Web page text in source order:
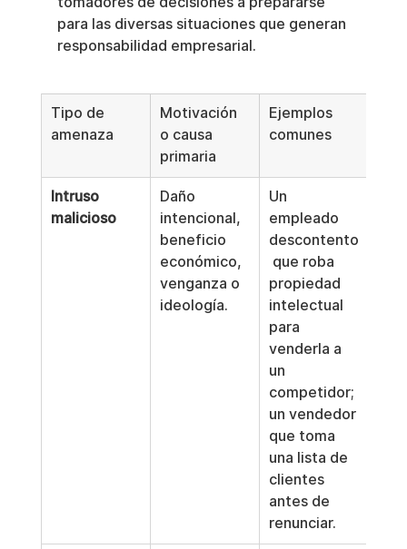
para las diversas situaciones que generan
responsabilidad empresarial.
Tipo de
amenaza
Motivación
o causa
primaria
Ejemplos
comunes
Intruso
malicioso
Daño
intencional,
beneficio
económico,
venganza o
ideología.
Un
empleado
descontento
que roba
propiedad
intelectual
para
venderla a
un
competidor;
un vendedor
que toma
una lista de
clientes
antes de
renunciar.